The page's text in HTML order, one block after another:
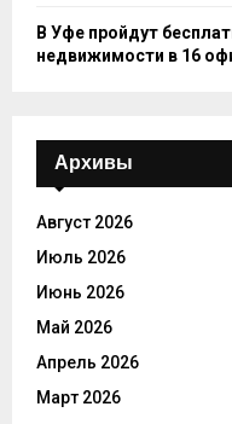
В Уфе пройдут
недвижимости в 16
Архивы
Август 2026
Июль 2026
Июнь 2026
Май 2026
Апрель 2026
Март 2026